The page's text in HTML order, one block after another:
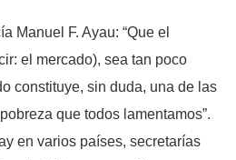
Manuel F. Ayau: “Que el
el mercado), sea tan poco
constituye, sin duda, una de las
que todos lamentamos”.
en varios países, secretarías